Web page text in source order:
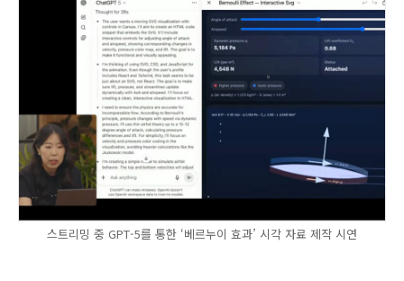
스트리밍 중 GPT-5를 통한 ‘베르누이 효과’ 시각 자료 제작 시연